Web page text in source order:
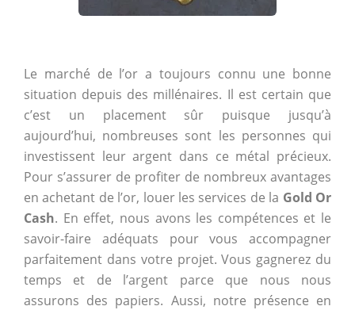
Le marché de l’or a toujours connu une bonne
situation depuis des millénaires. Il est certain que
c’est un placement sûr puisque jusqu’à
aujourd’hui, nombreuses sont les personnes qui
investissent leur argent dans ce métal précieux.
Pour s’assurer de profiter de nombreux avantages
en achetant de l’or, louer les services de la Gold Or
Cash. En effet, nous avons les compétences et le
savoir-faire adéquats pour vous accompagner
parfaitement dans votre projet. Vous gagnerez du
temps et de l’argent parce que nous nous
assurons des papiers. Aussi, notre présence en